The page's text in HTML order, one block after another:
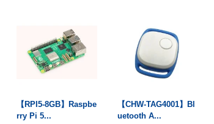
【RPI5-8GB】Raspbe
rry Pi 5...
【CHW-TAG4001】Bl
uetooth A...